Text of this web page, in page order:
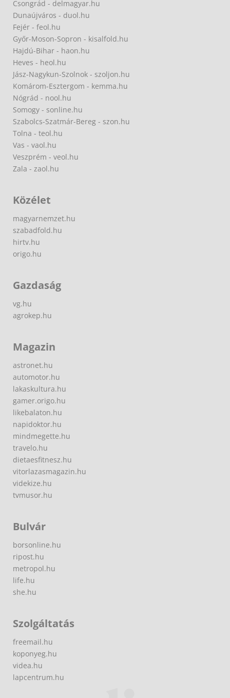
Csongrád - delmagyar.hu
Dunaújváros - duol.hu
Fejér - feol.hu
Győr-Moson-Sopron - kisalfold.hu
Hajdú-Bihar - haon.hu
Heves - heol.hu
Jász-Nagykun-Szolnok - szoljon.hu
Komárom-Esztergom - kemma.hu
Nógrád - nool.hu
Somogy - sonline.hu
Szabolcs-Szatmár-Bereg - szon.hu
Tolna - teol.hu
Vas - vaol.hu
Veszprém - veol.hu
Zala - zaol.hu
Közélet
magyarnemzet.hu
szabadfold.hu
hirtv.hu
origo.hu
Gazdaság
vg.hu
agrokep.hu
Magazin
astronet.hu
automotor.hu
lakaskultura.hu
gamer.origo.hu
likebalaton.hu
napidoktor.hu
mindmegette.hu
travelo.hu
dietaesfitnesz.hu
vitorlazasmagazin.hu
videkize.hu
tvmusor.hu
Bulvár
borsonline.hu
ripost.hu
metropol.hu
life.hu
she.hu
Szolgáltatás
freemail.hu
koponyeg.hu
videa.hu
lapcentrum.hu